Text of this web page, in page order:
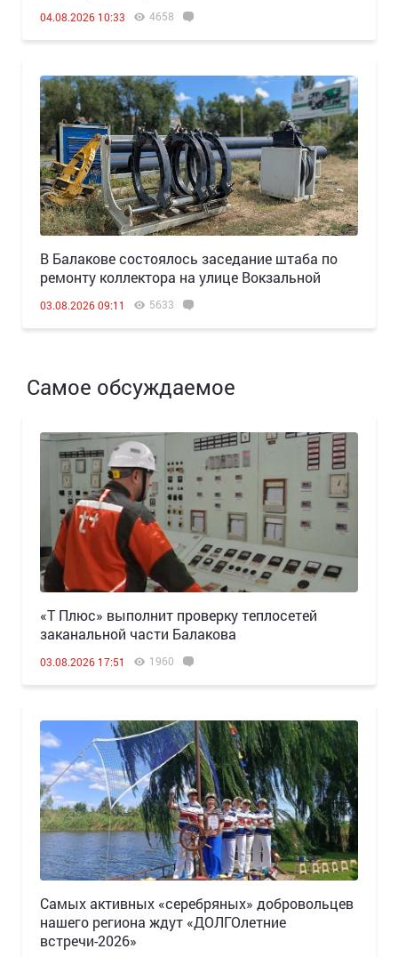
04.08.2026 10:33 4658
В Балакове состоялось заседание штаба по
ремонту коллектора на улице Вокзальной
03.08.2026 09:11 5633
Самое обсуждаемое
«Т Плюс» выполнит проверку теплосетей
заканальной части Балакова
03.08.2026 17:51 1960
Самых активных «серебряных» добровольцев
нашего региона ждут «ДОЛГОлетние
встречи-2026»